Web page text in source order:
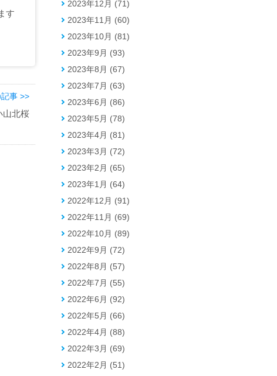
す
事 >>
山北桜
2023年12月 (71)
2023年11月 (60)
2023年10月 (81)
2023年9月 (93)
2023年8月 (67)
2023年7月 (63)
2023年6月 (86)
2023年5月 (78)
2023年4月 (81)
2023年3月 (72)
2023年2月 (65)
2023年1月 (64)
2022年12月 (91)
2022年11月 (69)
2022年10月 (89)
2022年9月 (72)
2022年8月 (57)
2022年7月 (55)
2022年6月 (92)
2022年5月 (66)
2022年4月 (88)
2022年3月 (69)
2022年2月 (51)